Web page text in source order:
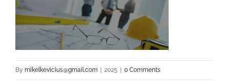
By mikelkevicius@gmail.com 2025 0 Comments